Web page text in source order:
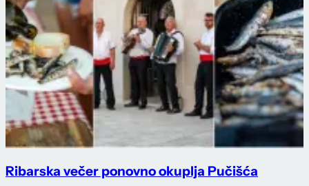
Ribarska večer ponovno okuplja Pučišća